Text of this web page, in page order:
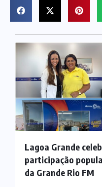
Lagoa Grande
participação
da Grande Rio FM